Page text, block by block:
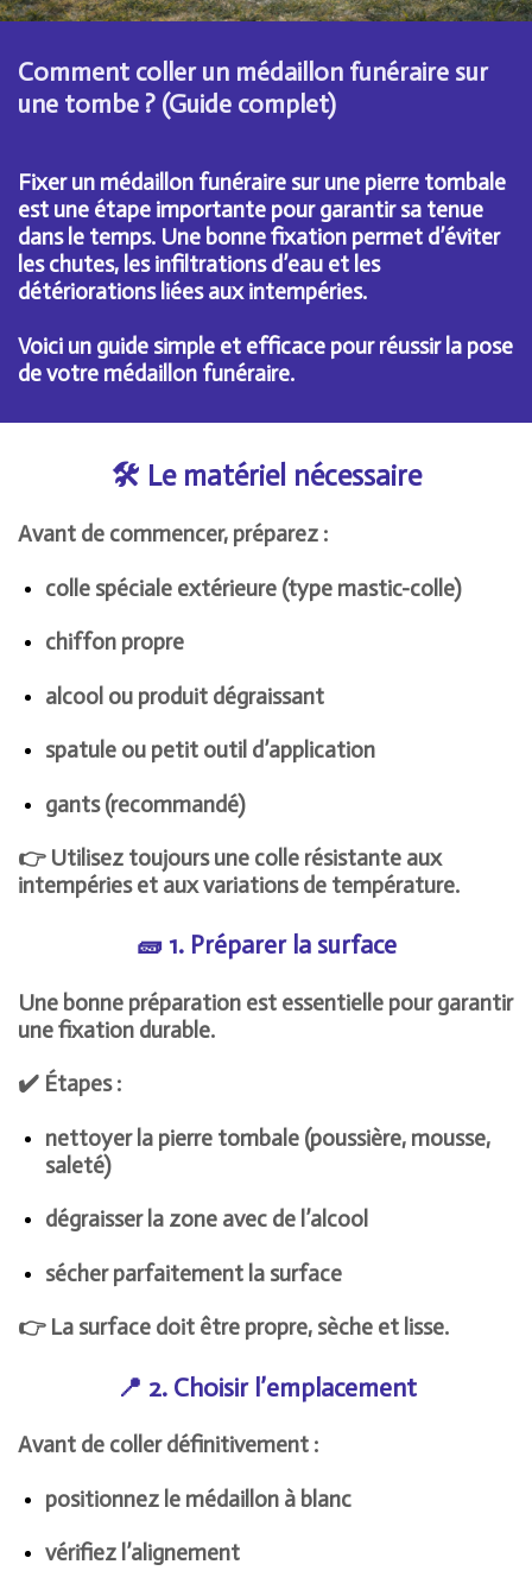
Comment coller un médaillon funéraire sur
une tombe ? (Guide complet)
Fixer un médaillon funéraire sur une pierre tombale
est une étape importante pour garantir sa tenue
dans le temps. Une bonne fixation permet d’éviter
les chutes, les infiltrations d’eau et les
détériorations liées aux intempéries.
Voici un guide simple et efficace pour réussir la pose
de votre médaillon funéraire.
🛠️ Le matériel nécessaire
Avant de commencer, préparez :
colle spéciale extérieure (type mastic-colle)
chiffon propre
alcool ou produit dégraissant
spatule ou petit outil d’application
gants (recommandé)
👉 Utilisez toujours une colle résistante aux
intempéries et aux variations de température.
🧱 1. Préparer la surface
Une bonne préparation est essentielle pour garantir
une fixation durable.
✔️ Étapes :
nettoyer la pierre tombale (poussière, mousse,
saleté)
dégraisser la zone avec de l’alcool
sécher parfaitement la surface
👉 La surface doit être propre, sèche et lisse.
📍 2. Choisir l’emplacement
Avant de coller définitivement :
positionnez le médaillon à blanc
vérifiez l’alignement